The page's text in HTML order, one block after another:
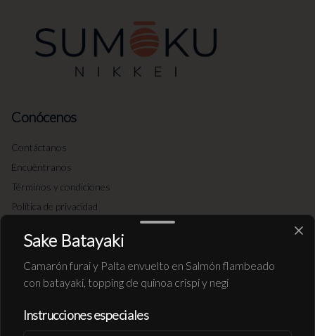
Conócenos
Contáctanos
Encuéntranos
Términos y condiciones
Política de privacidad
Redes sociales
Instagram
Facebook
Mi cuenta
Sake Batayaki
Camarón furai y Palta envuelto en Salmón flambeado
con batayaki, topping de quinoa crispi y negi
Instrucciones especiales